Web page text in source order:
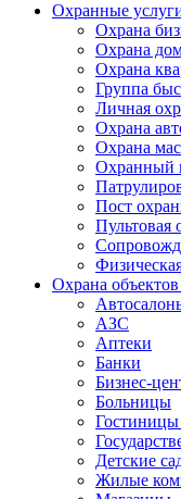
Охранные
Охрана
Охрана
Охрана
Группа
Личная
Охрана
Охрана
Охранный
Пост
Пультовая
Охрана объектов
АЗС
Аптеки
Банки
Бизнес-
Больницы
Гостиницы
Детские
Жилые